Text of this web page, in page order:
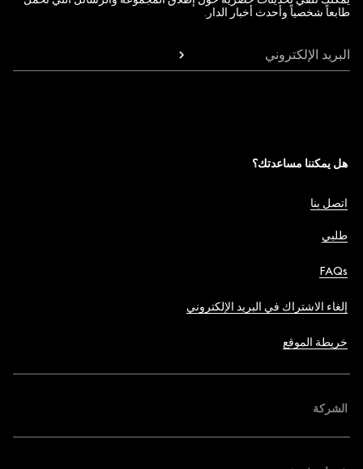
طابعاً شخصياً وأحدث أخبار الدار.
البريد الإلكتروني
هل يمكننا مساعدتك؟
اتصل بنا
طلبي
FAQs
إلغاء الاشتراك في البريد الإلكتروني
خريطة الموقع
الشركة